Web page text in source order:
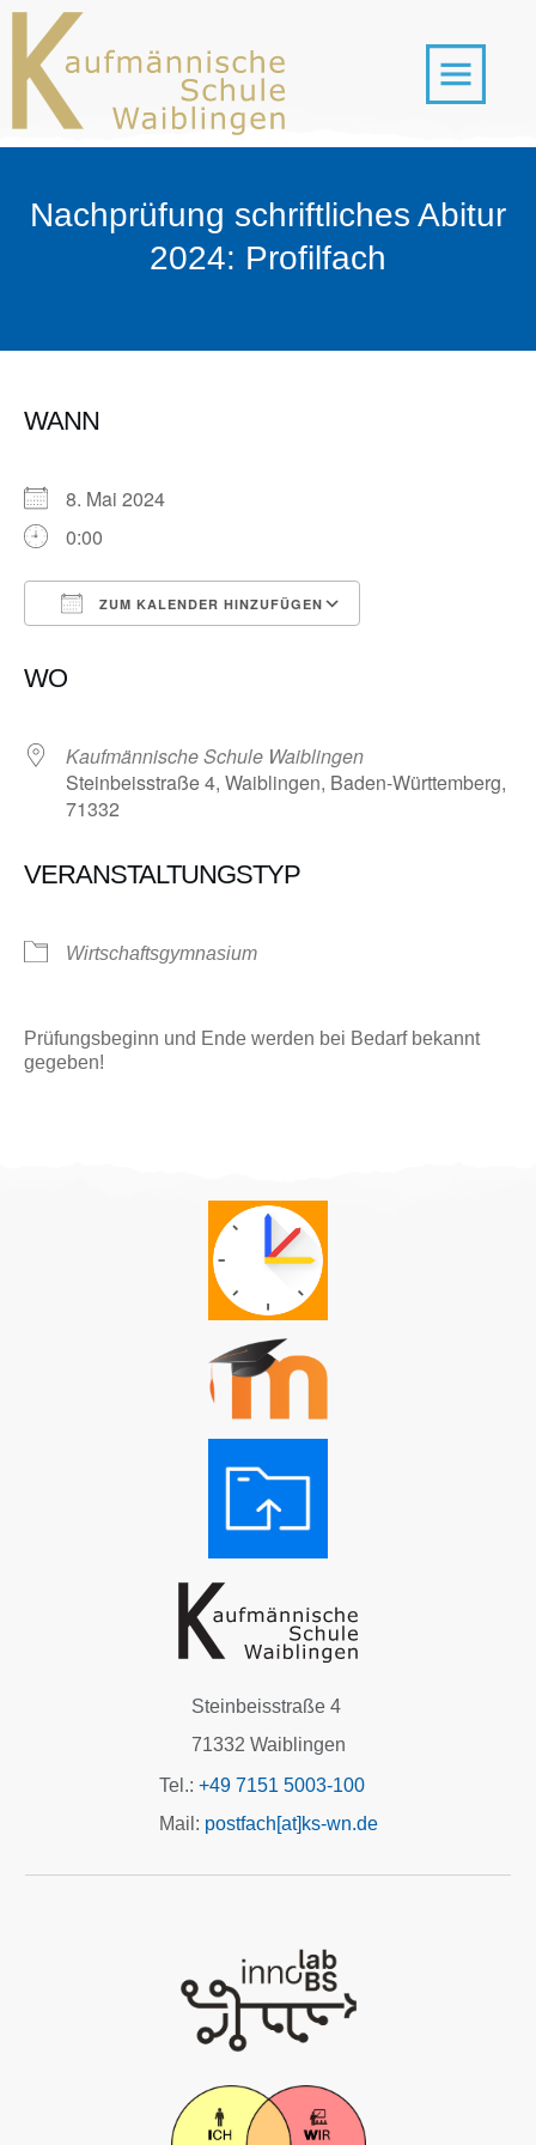
Nachprüfung schriftliches Abitur
2024: Profilfach
WANN
8. Mai 2024
0:00
ZUM KALENDER HINZUFÜGEN
WO
Kaufmännische Schule Waiblingen
Steinbeisstraße 4, Waiblingen, Baden-Württemberg,
71332
VERANSTALTUNGSTYP
Wirtschaftsgymnasium
Prüfungsbeginn und Ende werden bei Bedarf bekannt
gegeben!
Steinbeisstraße 4
71332 Waiblingen
Tel.: +49 7151 5003-100
Mail: postfach[at]ks-wn.de